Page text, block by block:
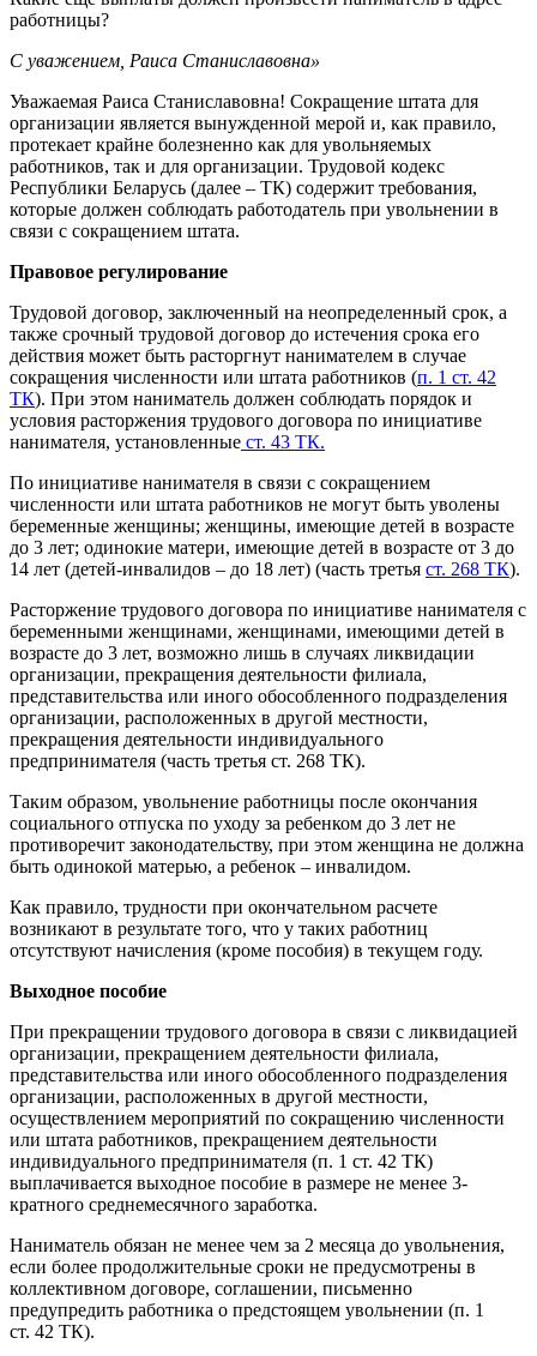
работницы?
С уважением, Раиса Станиславовна»
Уважаемая Раиса Станиславовна! Сокращение штата для
организации является вынужденной мерой и, как правило,
протекает крайне болезненно как для увольняемых
работников, так и для организации. Трудовой кодекс
Республики Беларусь (далее – ТК) содержит требования,
которые должен соблюдать работодатель при увольнении в
связи с сокращением штата.
Правовое регулирование
Трудовой договор, заключенный на неопределенный срок, а
также срочный трудовой договор до истечения срока его
действия может быть расторгнут нанимателем в случае
сокращения численности или штата работников (п. 1 ст. 42
ТК). При этом наниматель должен соблюдать порядок и
условия расторжения трудового договора по инициативе
нанимателя, установленные ст. 43 ТК.
По инициативе нанимателя в связи с сокращением
численности или штата работников не могут быть уволены
беременные женщины; женщины, имеющие детей в возрасте
до 3 лет; одинокие матери, имеющие детей в возрасте от 3 до
14 лет (детей-инвалидов – до 18 лет) (часть третья ст. 268 ТК).
Расторжение трудового договора по инициативе нанимателя с
беременными женщинами, женщинами, имеющими детей в
возрасте до 3 лет, возможно лишь в случаях ликвидации
организации, прекращения деятельности филиала,
представительства или иного обособленного подразделения
организации, расположенных в другой местности,
прекращения деятельности индивидуального
предпринимателя (часть третья ст. 268 ТК).
Таким образом, увольнение работницы после окончания
социального отпуска по уходу за ребенком до 3 лет не
противоречит законодательству, при этом женщина не должна
быть одинокой матерью, а ребенок – инвалидом.
Как правило, трудности при окончательном расчете
возникают в результате того, что у таких работниц
отсутствуют начисления (кроме пособия) в текущем году.
Выходное пособие
При прекращении трудового договора в связи с ликвидацией
организации, прекращением деятельности филиала,
представительства или иного обособленного подразделения
организации, расположенных в другой местности,
осуществлением мероприятий по сокращению численности
или штата работников, прекращением деятельности
индивидуального предпринимателя (п. 1 ст. 42 ТК)
выплачивается выходное пособие в размере не менее 3-
кратного среднемесячного заработка.
Наниматель обязан не менее чем за 2 месяца до увольнения,
если более продолжительные сроки не предусмотрены в
коллективном договоре, соглашении, письменно
предупредить работника о предстоящем увольнении (п. 1
ст. 42 ТК).